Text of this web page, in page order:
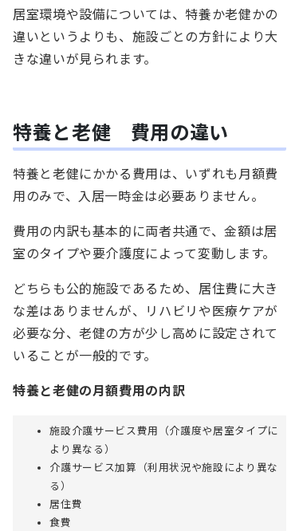
居室環境や設備については、特養か老健かの
違いというよりも、施設ごとの方針により大
きな違いが見られます。
特養と老健 費用の違い
特養と老健にかかる費用は、いずれも月額費
用のみで、入居一時金は必要ありません。
費用の内訳も基本的に両者共通で、金額は居
室のタイプや要介護度によって変動します。
どちらも公的施設であるため、居住費に大き
な差はありませんが、リハビリや医療ケアが
必要な分、老健の方が少し高めに設定されて
いることが一般的です。
特養と老健の月額費用の内訳
施設介護サービス費用（介護度や居室タイプに
より異なる）
介護サービス加算（利用状況や施設により異な
る）
居住費
食費